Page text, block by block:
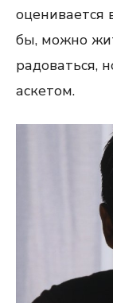
оценивается
бы, можно
радоваться,
аскетом.